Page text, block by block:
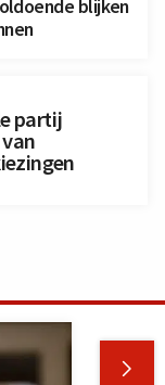
blijken
partij
